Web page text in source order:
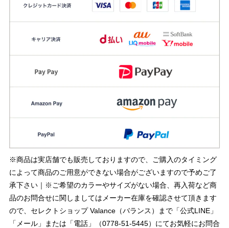
※商品は実店舗でも販売しておりますので、ご購入のタイミング
によって商品のご用意ができない場合がございますので予めご了
承下さい｜※ご希望のカラーやサイズがない場合、再入荷など商
品のお問合せに関しましてはメーカー在庫を確認させて頂きます
ので、セレクトショップ Valance（バランス）まで「公式LINE」
「メール」または「電話」（0778-51-5445）にてお気軽にお問合